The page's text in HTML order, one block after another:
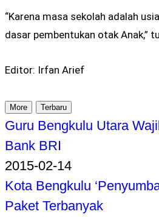
“Karena masa sekolah adalah
dasar pembentukan otak Anak,”
Editor: Irfan Arief
More Terbaru
Guru Bengkulu Utara
Bank BRI
2015-02-14
Kota Bengkulu
Paket Terbanyak